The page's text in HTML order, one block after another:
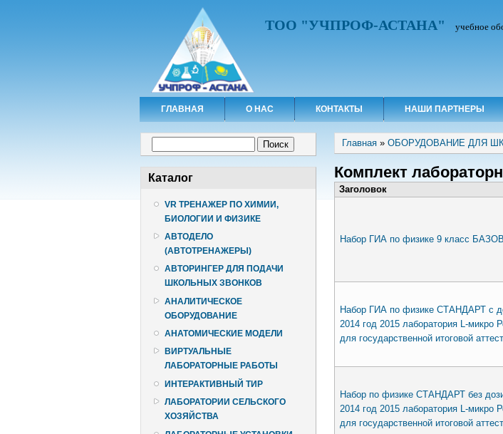
ТОО "УЧПРОФ-АСТАНА" учебное
ГЛАВНАЯ О НАС КОНТАКТЫ НАШИ ПАРТНЕРЫ
Каталог
VR ТРЕНАЖЕР ПО ХИМИИ,
БИОЛОГИИ И ФИЗИКЕ
АВТОДЕЛО
(АВТОТРЕНАЖЕРЫ)
АВТОРИНГЕР ДЛЯ ПОДАЧИ
ШКОЛЬНЫХ ЗВОНКОВ
АНАЛИТИЧЕСКОЕ
ОБОРУДОВАНИЕ
АНАТОМИЧЕСКИЕ МОДЕЛИ
ВИРТУАЛЬНЫЕ
ЛАБОРАТОРНЫЕ РАБОТЫ
ИНТЕРАКТИВНЫЙ ТИР
ЛАБОРАТОРИИ СЕЛЬСКОГО
ХОЗЯЙСТВА
Вы здесь
Главная » ОБОРУДОВАНИЕ ДЛЯ
Комплект
Заголовок
Набор ГИА по физике 9 класс
Набор ГИА по физике СТАНДАРТ с
2014 год 2015 лаборатория L-микро
для государственной итоговой
Набор по физике СТАНДАРТ без
2014 год 2015 лаборатория L-микро
для государственной итоговой